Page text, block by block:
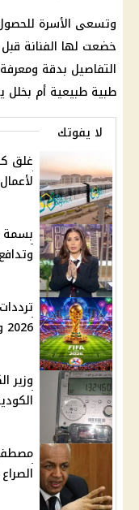
وتسعى الأسرة
خضعت لها الفنانة
التفاصيل بدقة
طبية طبيعية أم بخلل
لا يفوتك
بسمة
2026 ومباراة المكسيك وجنوب إفريقيا
وزير